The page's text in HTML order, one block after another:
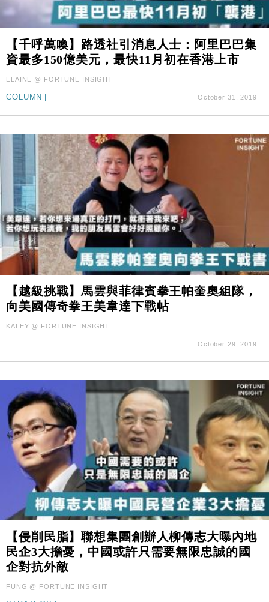
【千呼萬喚】路透社引消息人士：阿里巴巴集
資最多150億美元，最快11月初在香港上市
ELAINE @ FORTUNE INSIGHT
COLUMN October 31, 2019
【越級挑戰】馬雲與菲律賓拳王帕奎奧組隊，
向美國傳奇拳王美韋達下戰帖
KALEY @ FORTUNE INSIGHT
October 29, 2019
【侵削民脂】聯想集團創辦人柳傳志大曝內地
民企3大擔憂，中國或許只需要無限忠誠的國
企對抗外敵
FUNG @ FORTUNE INSIGHT